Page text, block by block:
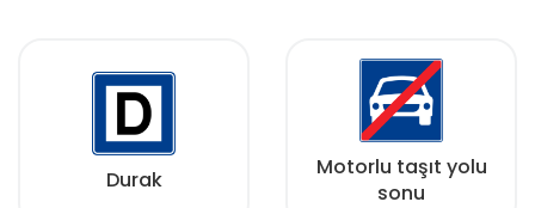
Durak
Motorlu taşıt yolu
sonu